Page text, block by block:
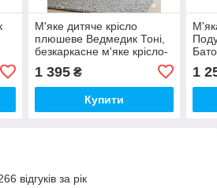
М'яке дитяче крісло
плюшеве Ведмедик Тоні,
безкаркасне м'яке крісло-
диван для дітей у кімнату
1 395₴
Купити
1
відгуків за рік